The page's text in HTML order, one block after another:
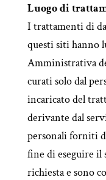
Luogo di
I trattamenti di
questi siti hanno
Amministrativa
curati solo dal
incaricato del
derivante dal
personali forniti
fine di eseguire il
richiesta e sono